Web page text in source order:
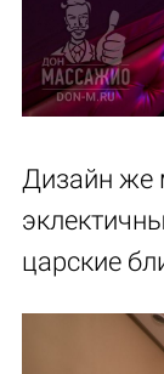
Дизайн же
царские